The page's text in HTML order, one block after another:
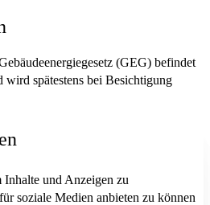
(GEG) befindet
spätestens bei Besichtigung
und Anzeigen zu
soziale Medien anbieten zu können